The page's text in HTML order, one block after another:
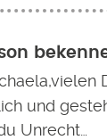
und
Unrecht…